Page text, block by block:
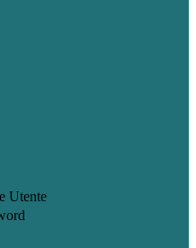
Utente